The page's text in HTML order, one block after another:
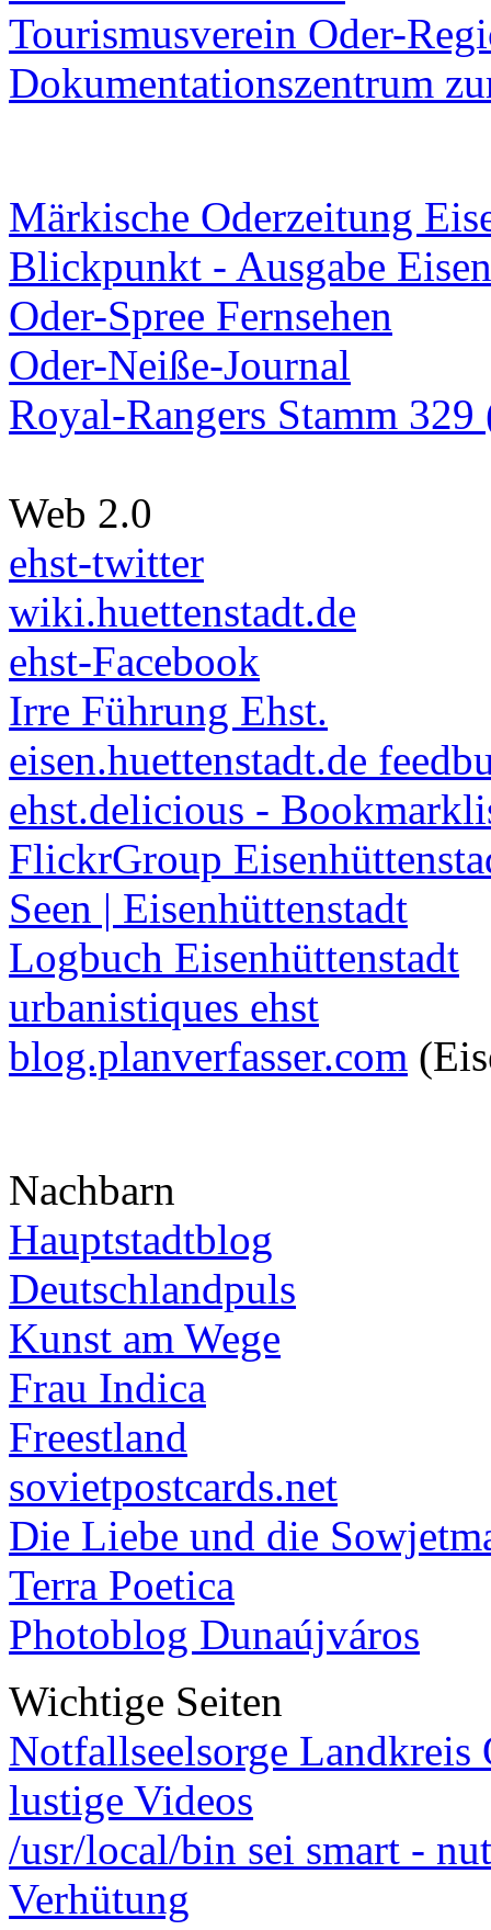
Tourismusverein Oder-
Dokumentationszentrum
Märkische Oderzeitung
Blickpunkt - Ausgabe
Oder-Spree Fernsehen
Oder-Neiße-Journal
Royal-Rangers Stamm
Web 2.0
ehst-twitter
wiki.huettenstadt.de
ehst-Facebook
Irre Führung Ehst.
eisen.huettenstadt.de
ehst.delicious -
FlickrGroup
Seen | Eisenhüttenstadt
Logbuch Eisenhüttenstadt
urbanistiques ehst
blog.planverfasser.com
Nachbarn
Hauptstadtblog
Deutschlandpuls
Kunst am Wege
Frau Indica
Freestland
sovietpostcards.net
Die Liebe und die
Terra Poetica
Photoblog Dunaújváros
Wichtige Seiten
Notfallseelsorge Landkreis
lustige Videos
/usr/local/bin sei smart -
Verhütung